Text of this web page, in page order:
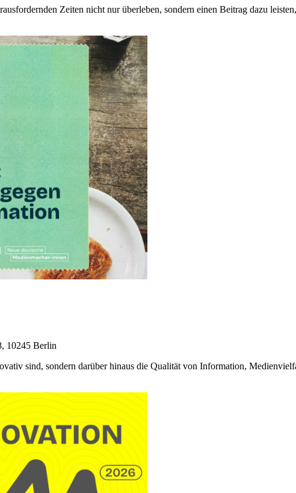
Zeiten nicht nur überleben, sondern einen Beitrag dazu
10245 Berlin
sind, sondern darüber hinaus die Qualität von Information,